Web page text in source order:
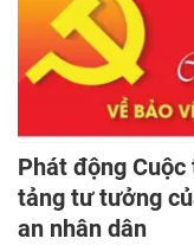
Phát động
tảng tư tưởng
an nhân dân